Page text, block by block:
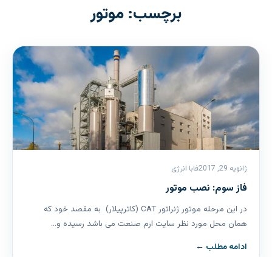
برچسب: موتور
ژانویه 29, 2017 فابا انرژی
فاز سوم: نصب موتور
در این مرحله موتور ژنراتور CAT (کاترپیلار) به مقصد خود که
همان محل مورد نظر سایت ارم صنعت می باشد رسیده و…
ادامه مطلب ←